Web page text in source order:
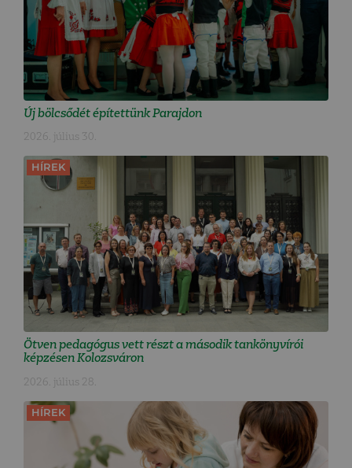
Új bölcsődét építettünk Parajdon
2026. július 30.
HÍREK
Ötven pedagógus vett részt a második tankönyvírói
képzésen Kolozsváron
2026. július 28.
HÍREK